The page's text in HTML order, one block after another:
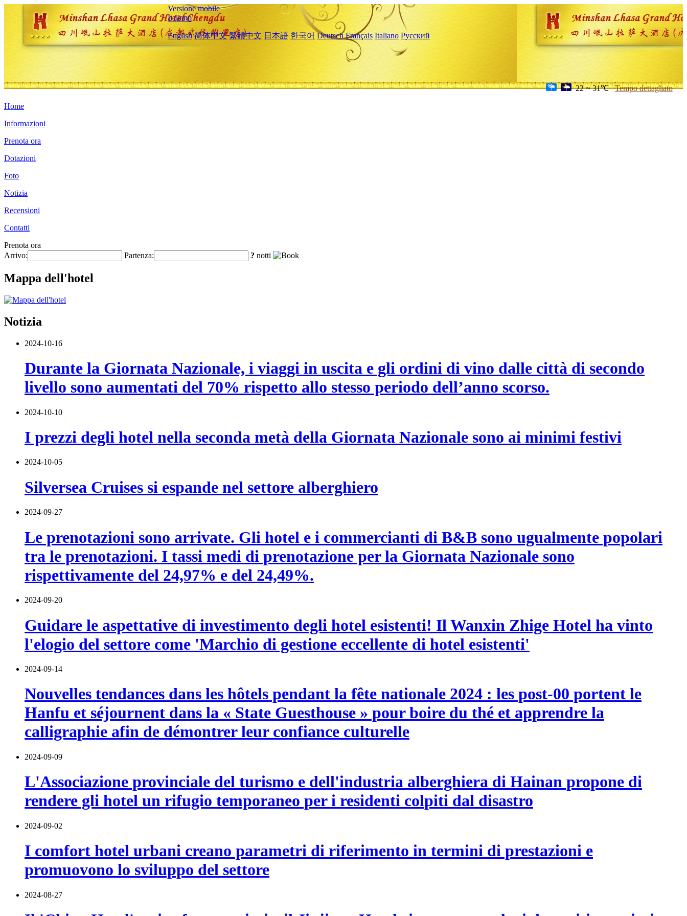
Versione mobile
Italiano
English 简体中文 繁體中文 日本語 한국어 Deutsch Français Italiano Русский
22 ~ 31℃ Tempo dettagliato
Home
Informazioni
Prenota ora
Dotazioni
Foto
Notizia
Recensioni
Contatti
Prenota ora
Arrivo:
Partenza: ? notti
Mappa dell'hotel
Notizia
2024-10-16
Durante la Giornata Nazionale, i viaggi in uscita e gli ordini di vino dalle città di secondo
livello sono aumentati del 70% rispetto allo stesso periodo dell’anno scorso.
2024-10-10
I prezzi degli hotel nella seconda metà della Giornata Nazionale sono ai minimi festivi
2024-10-05
Silversea Cruises si espande nel settore alberghiero
2024-09-27
Le prenotazioni sono arrivate. Gli hotel e i commercianti di B&B sono ugualmente popolari
tra le prenotazioni. I tassi medi di prenotazione per la Giornata Nazionale sono
rispettivamente del 24,97% e del 24,49%.
2024-09-20
Guidare le aspettative di investimento degli hotel esistenti! Il Wanxin Zhige Hotel ha vinto
l'elogio del settore come 'Marchio di gestione eccellente di hotel esistenti'
2024-09-14
Nouvelles tendances dans les hôtels pendant la fête nationale 2024 : les post-00 portent le
Hanfu et séjournent dans la « State Guesthouse » pour boire du thé et apprendre la
calligraphie afin de démontrer leur confiance culturelle
2024-09-09
L'Associazione provinciale del turismo e dell'industria alberghiera di Hainan propone di
rendere gli hotel un rifugio temporaneo per i residenti colpiti dal disastro
2024-09-02
I comfort hotel urbani creano parametri di riferimento in termini di prestazioni e
promuovono lo sviluppo del settore
2024-08-27